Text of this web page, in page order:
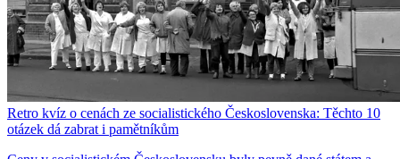
Retro kvíz o cenách ze socialistického Československa: Těchto 10
otázek dá zabrat i pamětníkům